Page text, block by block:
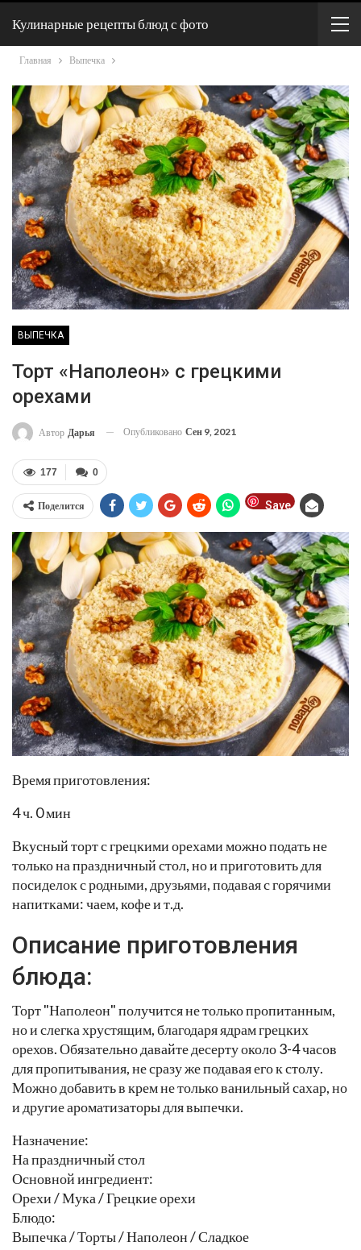
Кулинарные рецепты блюд с фото
Главная Выпечка
ВЫПЕЧКА
Торт «Наполеон» с грецкими
орехами
Автор Дарья Опубликовано Сен 9, 2021
0
177
Поделится Save
Время приготовления:
4 ч. 0 мин
Вкусный торт с грецкими орехами можно подать не
только на праздничный стол, но и приготовить для
посиделок с родными, друзьями, подавая с горячими
напитками: чаем, кофе и т.д.
Описание приготовления
блюда:
Торт "Наполеон" получится не только пропитанным,
но и слегка хрустящим, благодаря ядрам грецких
орехов. Обязательно давайте десерту около 3-4 часов
для пропитывания, не сразу же подавая его к столу.
Можно добавить в крем не только ванильный сахар, но
и другие ароматизаторы для выпечки.
Назначение:
На праздничный стол
Основной ингредиент:
Орехи / Мука / Грецкие орехи
Блюдо:
Выпечка / Торты / Наполеон / Сладкое